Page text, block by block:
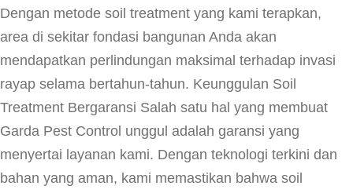
Dengan metode soil treatment yang kami terapkan,
area di sekitar fondasi bangunan Anda akan
mendapatkan perlindungan maksimal terhadap invasi
rayap selama bertahun-tahun. Keunggulan Soil
Treatment Bergaransi Salah satu hal yang membuat
Garda Pest Control unggul adalah garansi yang
menyertai layanan kami. Dengan teknologi terkini dan
bahan yang aman, kami memastikan bahwa soil